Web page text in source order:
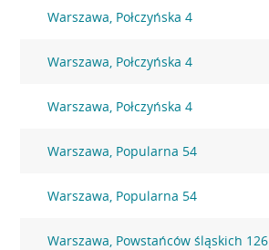
Warszawa, Połczyńska 4
Warszawa, Połczyńska 4
Warszawa, Połczyńska 4
Warszawa, Popularna 54
Warszawa, Popularna 54
Warszawa, Powstańców śląskich 126